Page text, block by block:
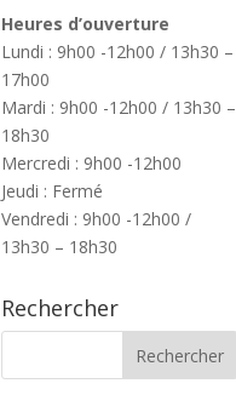
Heures d’ouverture
Lundi : 9h00 -12h00 / 13h30 –
17h00
Mardi : 9h00 -12h00 / 13h30 –
18h30
Mercredi : 9h00 -12h00
Jeudi : Fermé
Vendredi : 9h00 -12h00 /
13h30 – 18h30
Rechercher